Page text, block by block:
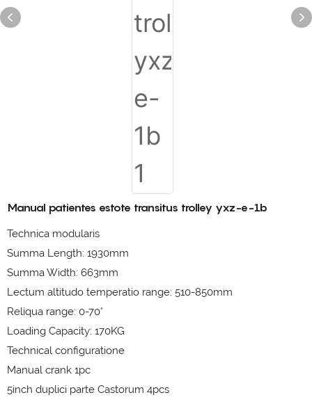
Manual patientes estote transitus trolley yxz-e-1b
Technica modularis
Summa Length: 1930mm
Summa Width: 663mm
Lectum altitudo temperatio range: 510-850mm
Reliqua range: 0-70°
Loading Capacity: 170KG
Technical configuratione
Manual crank 1pc
5inch duplici parte Castorum 4pcs